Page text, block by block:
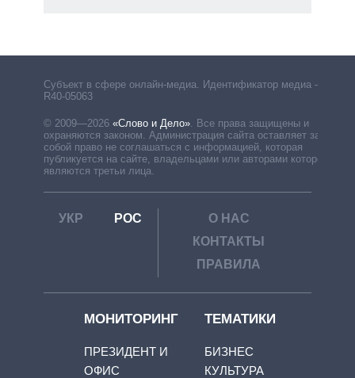
Субъект в сфере онлайн-медиа. Идентификатор медиа –
R40-05063
© 2009—2026 «Слово и Дело». Все права защищены и
охраняются законом. Администрация сайта оставляет за
собой право не соглашаться с информацией, которая
публикуется на сайте, владельцами или авторами которой
являются третьи лица.
УКР РОС
О НАС
КОНТАКТЫ
ПРАВИЛА
МОНИТОРИНГ
ПРЕЗИДЕНТ И
ОФИС
ТЕМАТИКИ
БИЗНЕС
КУЛЬТУРА